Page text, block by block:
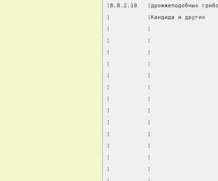
¦8.8.2.10   ¦дрожжеподобных
¦           ¦Кандида и других
¦           ¦
¦           ¦
¦           ¦
¦           ¦
¦           ¦
¦           ¦
¦           ¦
¦           ¦
¦           ¦
¦           ¦
¦           ¦
¦           ¦
¦           ¦